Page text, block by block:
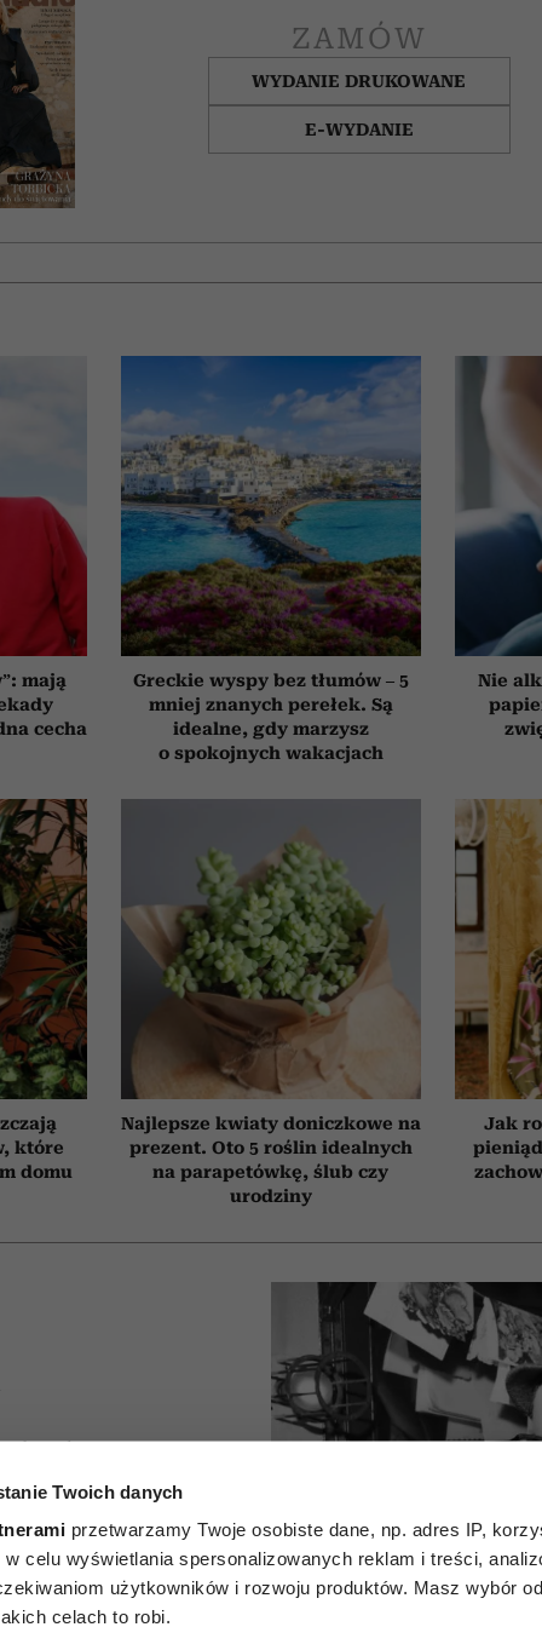
Twoich danych
przetwarzamy Twoje osobiste dane, np. adres IP,
celu wyświetlania spersonalizowanych reklam i treści,
użytkowników i rozwoju produktów. Masz wybór
celach to robi.
ZAMÓW
WYDANIE DRUKOWANE
E-WYDANIE
mają
cecha
Greckie wyspy bez tłumów – 5
mniej znanych perełek. Są
idealne, gdy marzysz
o spokojnych wakacjach
Nie
które
domu
Najlepsze kwiaty doniczkowe na
prezent. Oto 5 roślin idealnych
na parapetówkę, ślub czy
urodziny
Jak
ludzi
którzy